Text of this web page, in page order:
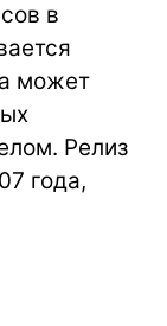
в
может
Релиз
года,